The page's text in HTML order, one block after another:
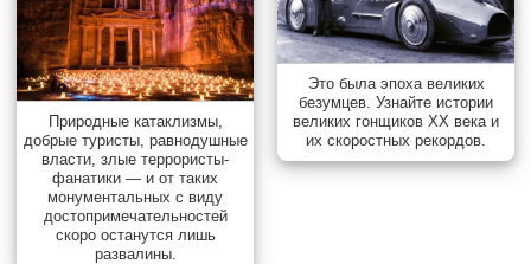
Природные катаклизмы,
добрые туристы, равнодушные
власти, злые террористы-
фанатики — и от таких
монументальных с виду
достопримечательностей
скоро останутся лишь
развалины.
Это была эпоха великих
безумцев. Узнайте истории
великих гонщиков XX века и
их скоростных рекордов.